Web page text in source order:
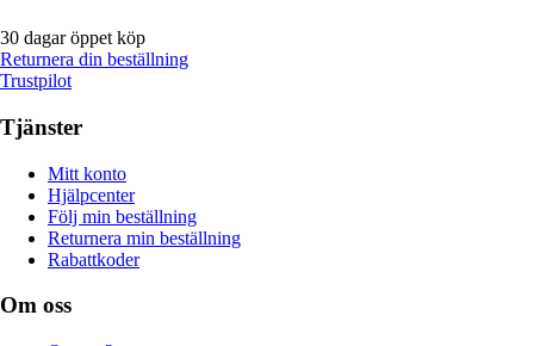
30 dagar öppet köp
Returnera din beställning
Trustpilot
Tjänster
Mitt konto
Hjälpcenter
Följ min beställning
Returnera min beställning
Rabattkoder
Om oss